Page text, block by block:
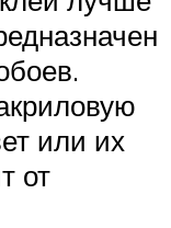
или их
от